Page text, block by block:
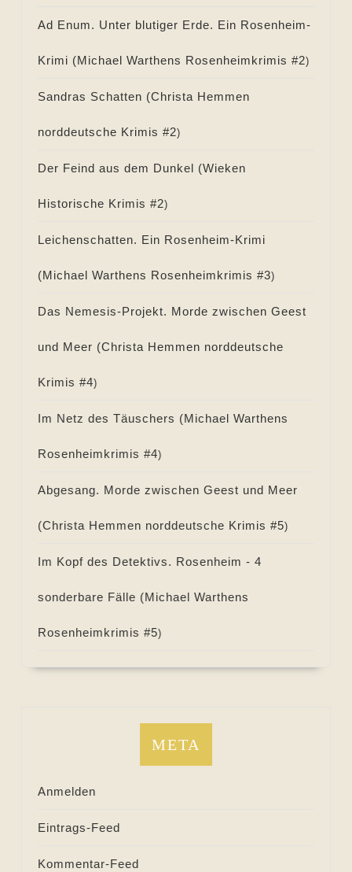
Ad Enum. Unter blutiger Erde. Ein Rosenheim-
Krimi (Michael Warthens Rosenheimkrimis #2)
Sandras Schatten (Christa Hemmen
norddeutsche Krimis #2)
Der Feind aus dem Dunkel (Wieken
Historische Krimis #2)
Leichenschatten. Ein Rosenheim-Krimi
(Michael Warthens Rosenheimkrimis #3)
Das Nemesis-Projekt. Morde zwischen Geest
und Meer (Christa Hemmen norddeutsche
Krimis #4)
Im Netz des Täuschers (Michael Warthens
Rosenheimkrimis #4)
Abgesang. Morde zwischen Geest und Meer
(Christa Hemmen norddeutsche Krimis #5)
Im Kopf des Detektivs. Rosenheim - 4
sonderbare Fälle (Michael Warthens
Rosenheimkrimis #5)
META
Anmelden
Eintrags-Feed
Kommentar-Feed